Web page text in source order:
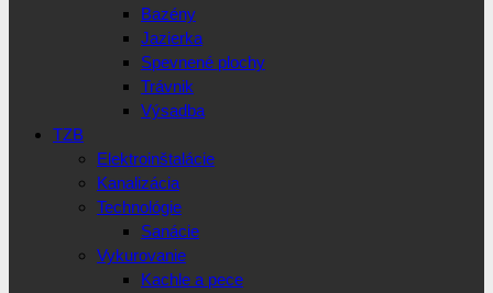
Bazény
Jazierka
Spevnené plochy
Trávnik
Výsadba
TZB
Elektroinštalácie
Kanalizácia
Technológie
Sanácie
Vykurovanie
Kachle a pece